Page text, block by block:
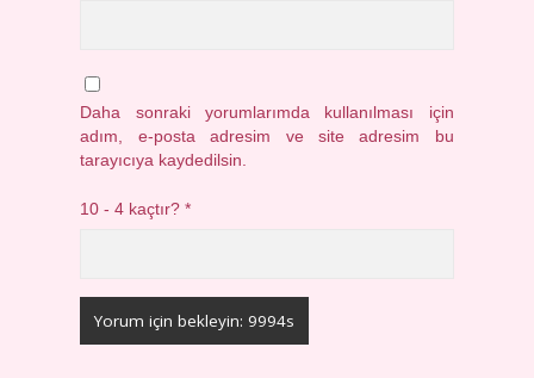
Daha sonraki yorumlarımda kullanılması için
adım, e-posta adresim ve site adresim bu
tarayıcıya kaydedilsin.
10 - 4 kaçtır?*